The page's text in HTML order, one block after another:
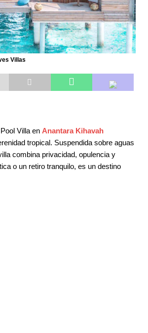
Villas
Villa en Anantara Kihavah
tropical. Suspendida sobre aguas
combina privacidad, opulencia y
o un retiro tranquilo, es un destino